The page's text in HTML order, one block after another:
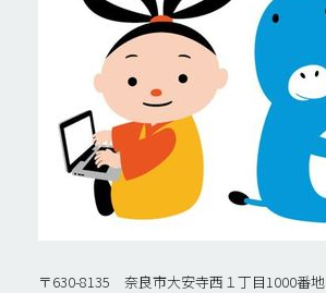
〒630-8135 奈良市大安寺西１丁目1000番地